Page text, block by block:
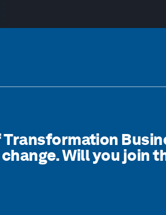
Transformation
Will you join